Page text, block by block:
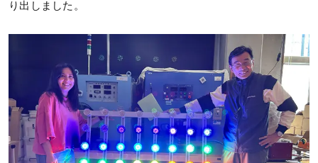
り出しました。